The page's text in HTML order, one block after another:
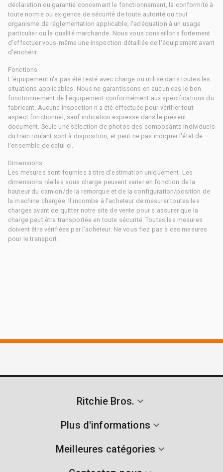
déclaration ou garantie concernant le fonctionnement, la conformité à
toute norme ou exigence de sécurité de toute autorité ou tout
organisme de réglementation applicable, l'adéquation à un usage
particulier ou la qualité marchande. Nous vous conseillons fortement
d'effectuer vous-même une inspection détaillée de l'équipement avant
d'enchérir.
Fonctions
L'équipement n'a pas été testé avec charge ou utilisé dans toutes les
situations applicables. Nous ne garantissons en aucun cas le bon
fonctionnement de l'équipement conformément aux spécifications du
fabricant. Aucune inspection n'a été effectuée pour vérifier tout
aspect fonctionnel, sauf indication expresse dans le présent
document. Seule une sélection de photos des composants individuels
du train roulant sont à disposition, et peut ne pas indiquer l'état de
l'ensemble de celui-ci.
Dimensions
Les mesures sont fournies à titre d'estimation uniquement. Les
dimensions réelles sous charge peuvent varier en fonction de la
hauteur du camion/de la remorque et de la configuration/position de
la machine chargée. Il incombe à l'acheteur de mesurer toutes les
charges avant de quitter notre site de vente pour s'assurer que la
charge peut être transportée en toute sécurité. Toutes les mesures
doivent être vérifiées par l'acheteur. Ne vous fiez pas à ces mesures
pour le transport.
Ritchie Bros.
Plus d'informations
Meilleures catégories